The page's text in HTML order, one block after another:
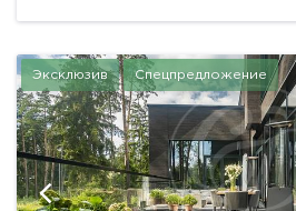
Эксклюзив Спецпредложение